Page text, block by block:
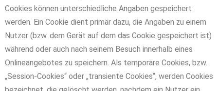
Cookies können unterschiedliche Angaben gespeichert
werden. Ein Cookie dient primär dazu, die Angaben zu einem
Nutzer (bzw. dem Gerät auf dem das Cookie gespeichert ist)
während oder auch nach seinem Besuch innerhalb eines
Onlineangebotes zu speichern. Als temporäre Cookies, bzw.
„Session-Cookies“ oder „transiente Cookies“, werden Cookies